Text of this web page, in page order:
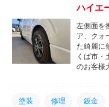
ハイエ
左側面を
ア、クォ
た綺麗に
くば市・
のお客様
塗装 修理 鈑金